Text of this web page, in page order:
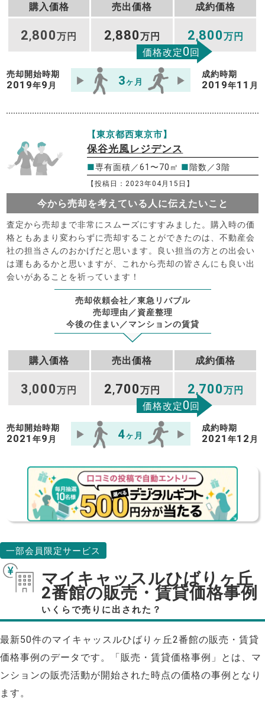
購入価格 売出価格 成約価格
2,800万円 2,880万円 2,800万円
価格改定0回
売却開始時期
2019年9 月 3ヶ月
成約時期
2019年11 月
【東京都西東京市】
保谷光風レジデンス
■専有面積／61〜70㎡ ■階数／3階
【投稿日：2023年04月15日】
今から売却を考えている人に伝えたいこと
査定から売却まで非常にスムーズにすすみました。購入時の価
格ともあまり変わらずに売却することができたのは、不動産会
社の担当さんのおかげだと思います。良い担当の方との出会い
は運もあるかと思いますが、これから売却の皆さんにも良い出
会いがあることを祈っています！
売却依頼会社／東急リバブル
売却理由／資産整理
今後の住まい／マンションの賃貸
購入価格 売出価格 成約価格
3 ,000万円 2,700万円 2,700万円
価格改定0回
売却開始時期
2021年9 月 4ヶ月
成約時期
2021 年12 月
一部会員限定サービス
マイキャッスルひばりヶ丘
2番館の販売・賃貸価格事例
いくらで売りに出された？
最新50件のマイキャッスルひばりヶ丘2番館の販売・賃貸
価格事例のデータです。「販売・賃貸価格事例」とは、マ
ンションの販売活動が開始された時点の価格の事例となり
ます。